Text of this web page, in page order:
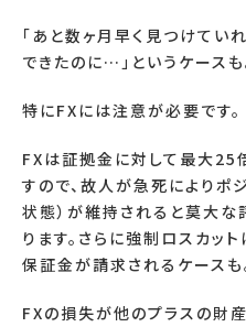
「あと数ヶ月早く見つけてい
できたのに…」というケースも
特にFXには注意が必要です。
FXは証拠金に対して最大25
すので、故人が急死によりポ
状態）が維持されると莫大
ります。さらに強制ロスカッ
保証金が請求されるケースも
FXの損失が他のプラスの財